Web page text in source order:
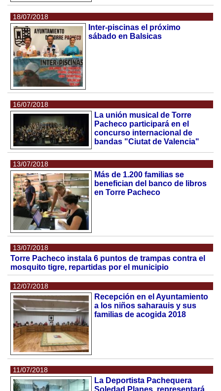
18/07/2018
Inter-piscinas el próximo
sábado en Balsicas
16/07/2018
La unión musical de Torre
Pacheco participará en el
concurso internacional de
bandas "Ciutat de Valencia"
13/07/2018
Más de 1.200 familias se
benefician del banco de libros
en Torre Pacheco
13/07/2018
Torre Pacheco instala 6 puntos de trampas contra el
mosquito tigre, repartidas por el municipio
12/07/2018
Recepción en el Ayuntamiento
a los niños saharauis y sus
familias de acogida 2018
11/07/2018
La Deportista Pachequera